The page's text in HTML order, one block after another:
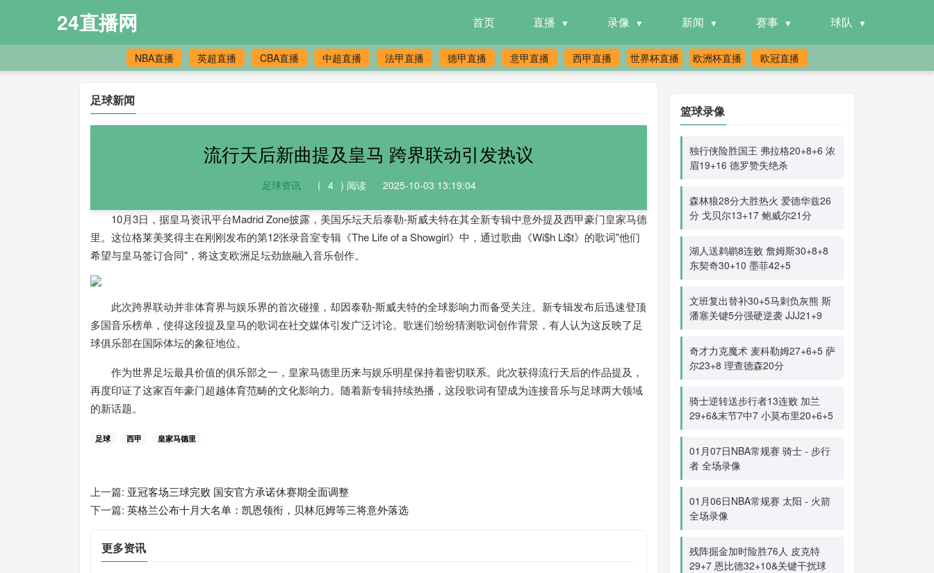
24直播网 首页 直播 录像 新闻 赛事 球队
NBA直播 英超直播 CBA直播 中超直播 法甲直播 德甲直播 意甲直播 西甲直播 世界杯直播 欧洲杯直播 欧冠直播
足球新闻
流行天后新曲提及皇马 跨界联动引发热议
足球资讯 ( 4 ) 阅读 2025-10-03 13:19:04
10月3日，据皇马资讯平台Madrid Zone披露，美国乐坛天后泰勒-斯威夫特在其全新专辑中意外提及西甲豪门皇家马德
里。这位格莱美奖得主在刚刚发布的第12张录音室专辑《The Life of a Showgirl》中，通过歌曲《Wi$h Li$t》的歌词"他们
希望与皇马签订合同"，将这支欧洲足坛劲旅融入音乐创作。
此次跨界联动并非体育界与娱乐界的首次碰撞，却因泰勒-斯威夫特的全球影响力而备受关注。新专辑发布后迅速登顶
多国音乐榜单，使得这段提及皇马的歌词在社交媒体引发广泛讨论。歌迷们纷纷猜测歌词创作背景，有人认为这反映了足
球俱乐部在国际体坛的象征地位。
作为世界足坛最具价值的俱乐部之一，皇家马德里历来与娱乐明星保持着密切联系。此次获得流行天后的作品提及，
再度印证了这家百年豪门超越体育范畴的文化影响力。随着新专辑持续热播，这段歌词有望成为连接音乐与足球两大领域
的新话题。
足球 西甲 皇家马德里
上一篇: 亚冠客场三球完败 国安官方承诺休赛期全面调整
下一篇: 英格兰公布十月大名单：凯恩领衔，贝林厄姆等三将意外落选
更多资讯
篮球录像
独行侠险胜国王 弗拉格20+8+6 浓
眉19+16 德罗赞失绝杀
森林狼28分大胜热火 爱德华兹26
分 戈贝尔13+17 鲍威尔21分
湖人送鹈鹕8连败 詹姆斯30+8+8
东契奇30+10 墨菲42+5
文班复出替补30+5马刺负灰熊 斯
潘塞关键5分强硬逆袭 JJJ21+9
奇才力克魔术 麦科勒姆27+6+5 萨
尔23+8 理查德森20分
骑士逆转送步行者13连败 加兰
29+6&末节7中7 小莫布里20+6+5
01月07日NBA常规赛 骑士 - 步行
者 全场录像
01月06日NBA常规赛 太阳 - 火箭
全场录像
残阵掘金加时险胜76人 皮克特
29+7 恩比德32+10&关键干扰球